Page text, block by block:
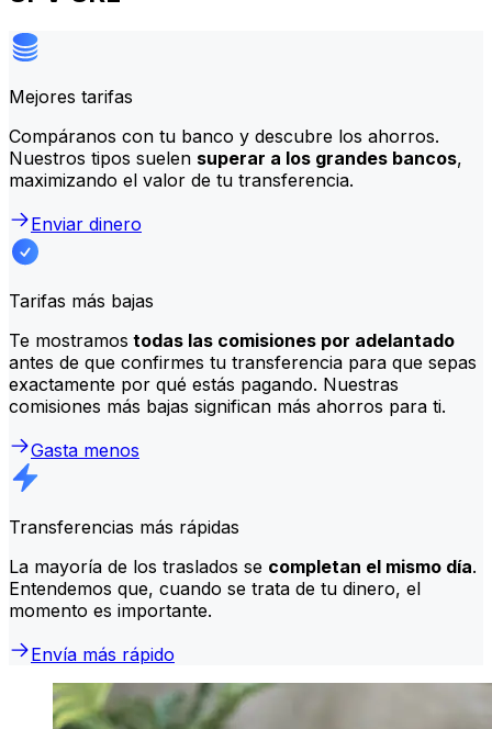
Mejores tarifas
Compáranos con tu banco y descubre los ahorros.
Nuestros tipos suelen superar a los grandes bancos,
maximizando el valor de tu transferencia.
Enviar dinero
Tarifas más bajas
Te mostramos todas las comisiones por adelantado
antes de que confirmes tu transferencia para que sepas
exactamente por qué estás pagando. Nuestras
comisiones más bajas significan más ahorros para ti.
Gasta menos
Transferencias más rápidas
La mayoría de los traslados se completan el mismo día.
Entendemos que, cuando se trata de tu dinero, el
momento es importante.
Envía más rápido